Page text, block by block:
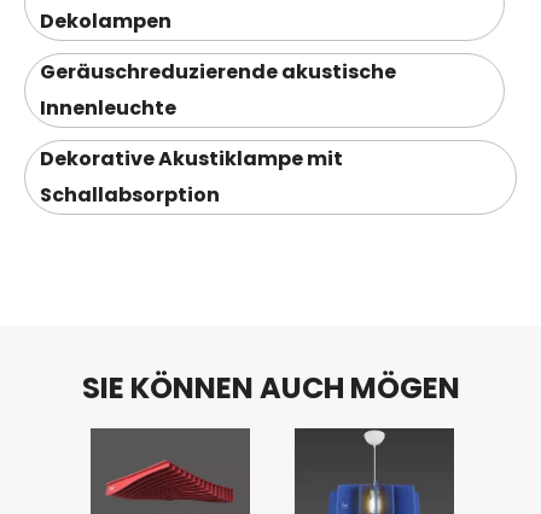
Dekolampen
Geräuschreduzierende akustische
Innenleuchte
Dekorative Akustiklampe mit
Schallabsorption
SIE KÖNNEN AUCH MÖGEN